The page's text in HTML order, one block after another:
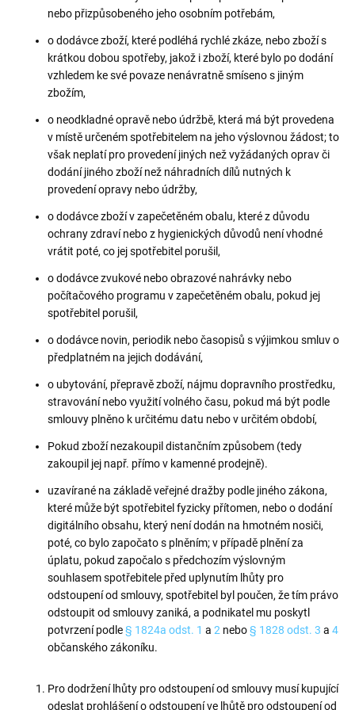
nebo přizpůsobeného jeho osobním potřebám,
o dodávce zboží, které podléhá rychlé zkáze, nebo zboží s
krátkou dobou spotřeby, jakož i zboží, které bylo po dodání
vzhledem ke své povaze nenávratně smíseno s jiným
zbožím,
o neodkladné opravě nebo údržbě, která má být provedena
v místě určeném spotřebitelem na jeho výslovnou žádost; to
však neplatí pro provedení jiných než vyžádaných oprav či
dodání jiného zboží než náhradních dílů nutných k
provedení opravy nebo údržby,
o dodávce zboží v zapečetěném obalu, které z důvodu
ochrany zdraví nebo z hygienických důvodů není vhodné
vrátit poté, co jej spotřebitel porušil,
o dodávce zvukové nebo obrazové nahrávky nebo
počítačového programu v zapečetěném obalu, pokud jej
spotřebitel porušil,
o dodávce novin, periodik nebo časopisů s výjimkou smluv o
předplatném na jejich dodávání,
o ubytování, přepravě zboží, nájmu dopravního prostředku,
stravování nebo využití volného času, pokud má být podle
smlouvy plněno k určitému datu nebo v určitém období,
Pokud zboží nezakoupil distančním způsobem (tedy
zakoupil jej např. přímo v kamenné prodejně).
uzavírané na základě veřejné dražby podle jiného zákona,
které může být spotřebitel fyzicky přítomen, nebo o dodání
digitálního obsahu, který není dodán na hmotném nosiči,
poté, co bylo započato s plněním; v případě plnění za
úplatu, pokud započalo s předchozím výslovným
souhlasem spotřebitele před uplynutím lhůty pro
odstoupení od smlouvy, spotřebitel byl poučen, že tím právo
odstoupit od smlouvy zaniká, a podnikatel mu poskytl
potvrzení podle§ 1824a odst. 1 a 2 nebo§ 1828 odst. 3 a 4
občanského zákoníku.
Pro dodržení lhůty pro odstoupení od smlouvy musí kupující
odeslat prohlášení o odstoupení ve lhůtě pro odstoupení od